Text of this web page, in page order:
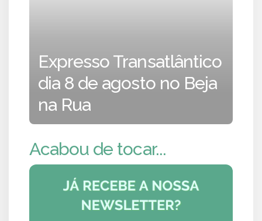
Expresso Transatlântico
dia 8 de agosto no Beja
na Rua
Acabou de tocar...